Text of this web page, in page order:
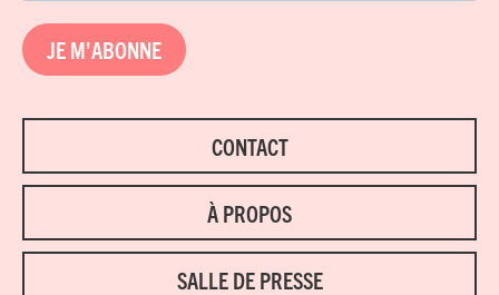
JE M'ABONNE
CONTACT
À PROPOS
SALLE DE PRESSE